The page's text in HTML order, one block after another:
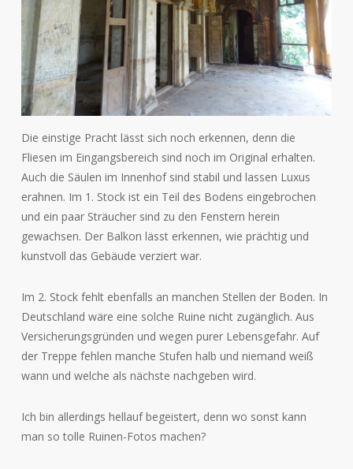
Die einstige Pracht lässt sich noch erkennen, denn die
Fliesen im Eingangsbereich sind noch im Original erhalten.
Auch die Säulen im Innenhof sind stabil und lassen Luxus
erahnen. Im 1. Stock ist ein Teil des Bodens eingebrochen
und ein paar Sträucher sind zu den Fenstern herein
gewachsen. Der Balkon lässt erkennen, wie prächtig und
kunstvoll das Gebäude verziert war.
Im 2. Stock fehlt ebenfalls an manchen Stellen der Boden. In
Deutschland wäre eine solche Ruine nicht zugänglich. Aus
Versicherungsgründen und wegen purer Lebensgefahr. Auf
der Treppe fehlen manche Stufen halb und niemand weiß
wann und welche als nächste nachgeben wird.
Ich bin allerdings hellauf begeistert, denn wo sonst kann
man so tolle Ruinen-Fotos machen?